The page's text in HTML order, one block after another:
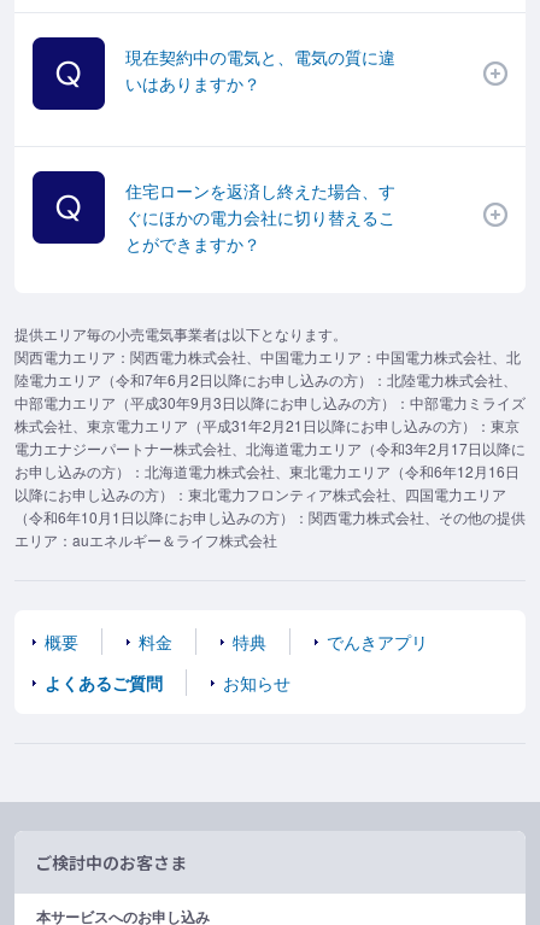
現在契約中の電気と、電気の質に違
いはありますか？
住宅ローンを返済し終えた場合、す
ぐにほかの電力会社に切り替えるこ
とができますか？
提供エリア毎の小売電気事業者は以下となります。
関西電力エリア：関西電力株式会社、中国電力エリア：中国電力株式会社、北
陸電力エリア（令和7年6月2日以降にお申し込みの方）：北陸電力株式会社、
中部電力エリア（平成30年9月3日以降にお申し込みの方）：中部電力ミライズ
株式会社、東京電力エリア（平成31年2月21日以降にお申し込みの方）：東京
電力エナジーパートナー株式会社、北海道電力エリア（令和3年2月17日以降に
お申し込みの方）：北海道電力株式会社、東北電力エリア（令和6年12月16日
以降にお申し込みの方）：東北電力フロンティア株式会社、四国電力エリア
（令和6年10月1日以降にお申し込みの方）：関西電力株式会社、その他の提供
エリア：auエネルギー＆ライフ株式会社
概要 料金 特典
でんきアプリ
よくあるご質問
お知らせ
ご検討中のお客さま
本サービスへのお申し込み